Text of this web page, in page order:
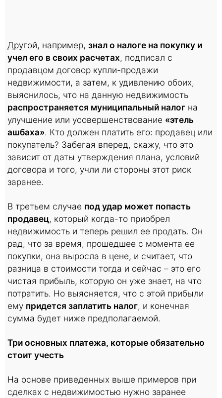
Другой, например, знал о налоге на покупку и
учел его в своих расчетах, подписал с
продавцом договор купли-продажи
недвижимости, а затем, к удивлению обоих,
выяснилось, что на данную недвижимость
распространяется муниципальный налог на
улучшение или усовершенствование «этель
ашбаха». Кто должен платить его: продавец или
покупатель? Забегая вперед, скажу, что это
зависит от даты утверждения плана, условий
договора и того, учли ли стороны этот риск
заранее.
В третьем случае под удар может попасть
продавец, который когда-то приобрел
недвижимость и теперь решил ее продать. Он
рад, что за время, прошедшее с момента ее
покупки, она выросла в цене, и считает, что
разница в стоимости тогда и сейчас – это его
чистая прибыль, которую он уже знает, на что
потратить. Но выясняется, что с этой прибыли
ему придется заплатить налог, и конечная
сумма будет ниже предполагаемой.
Три основных платежа, которые обязательно
стоит учесть
На основе приведенных выше примеров при
сделках с недвижимостью нужно заранее